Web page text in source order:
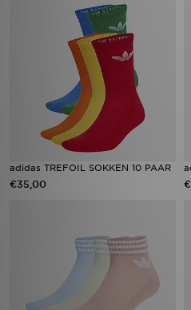
adidas TREFOIL SOKKEN 10 PAAR
€35,00